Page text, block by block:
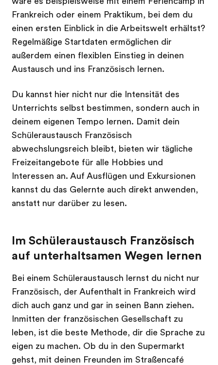
Frankreich oder einem Praktikum, bei dem du
einen ersten Einblick in die Arbeitswelt erhältst?
Regelmäßige Startdaten ermöglichen dir
außerdem einen flexiblen Einstieg in deinen
Austausch und ins Französisch lernen.
Du kannst hier nicht nur die Intensität des
Unterrichts selbst bestimmen, sondern auch in
deinem eigenen Tempo lernen. Damit dein
Schüleraustausch Französisch
abwechslungsreich bleibt, bieten wir tägliche
Freizeitangebote für alle Hobbies und
Interessen an. Auf Ausflügen und Exkursionen
kannst du das Gelernte auch direkt anwenden,
anstatt nur darüber zu lesen.
Im Schüleraustausch Französisch
auf unterhaltsamen Wegen lernen
Bei einem Schüleraustausch lernst du nicht nur
Französisch, der Aufenthalt in Frankreich wird
dich auch ganz und gar in seinen Bann ziehen.
Inmitten der französischen Gesellschaft zu
leben, ist die beste Methode, dir die Sprache zu
eigen zu machen. Ob du in den Supermarkt
gehst, mit deinen Freunden im Straßencafé